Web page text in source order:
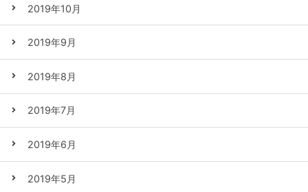
2019年10月
2019年9月
2019年8月
2019年7月
2019年6月
2019年5月